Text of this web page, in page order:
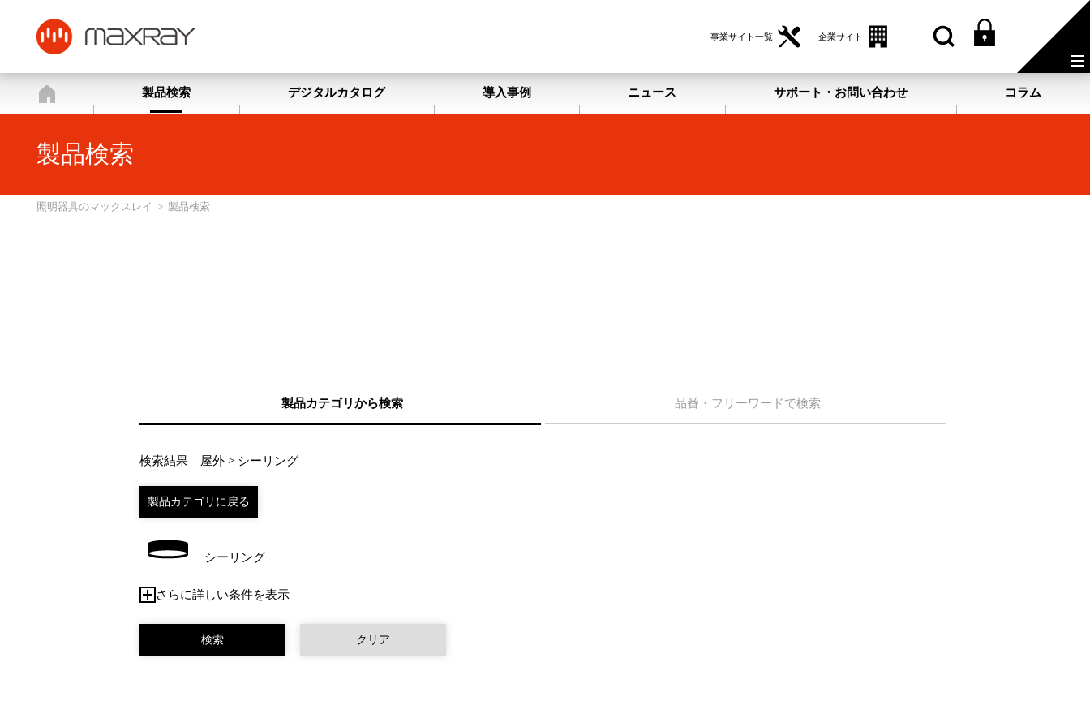
事業サイト一覧 企業サイト
照明器具のマックスレイ
製品検索 デジタルカタログ 導入事例 ニュース サポート・お問い合わせ コラム
製品検索
照明器具のマックスレイ > 製品検索
製品カテゴリから検索 品番・フリーワードで検索
検索結果 屋外 > シーリング
シーリング
さらに詳しい条件を表示